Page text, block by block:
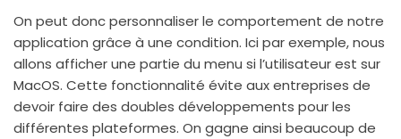
On peut donc personnaliser le comportement de notre
application grâce à une condition. Ici par exemple, nous
allons afficher une partie du menu si l’utilisateur est sur
MacOS. Cette fonctionnalité évite aux entreprises de
devoir faire des doubles développements pour les
différentes plateformes. On gagne ainsi beaucoup de